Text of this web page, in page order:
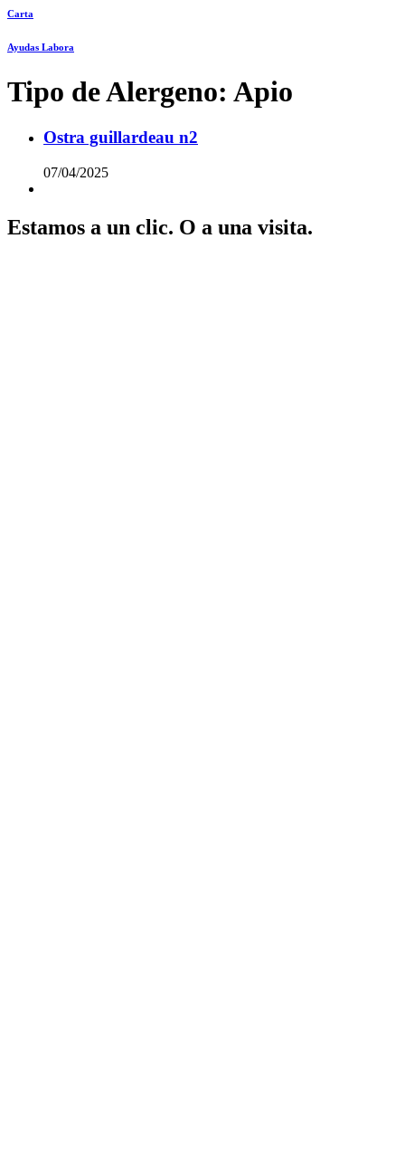
Carta
Ayudas Labora
Tipo de Alergeno: Apio
Ostra guillardeau n2
07/04/2025
Estamos a un clic. O a una visita.